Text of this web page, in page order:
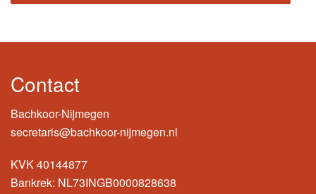
Contact
Bachkoor-Nijmegen
secretaris@bachkoor-nijmegen.nl
KVK 40144877
Bankrek: NL73INGB0000828638